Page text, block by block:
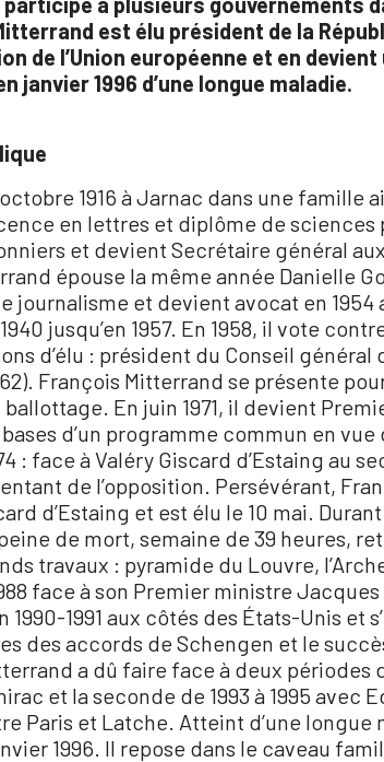
est élu président de la
de l’Union européenne et en
janvier 1996 d’une longue maladie.
1916 à Jarnac dans une
en lettres et diplôme de
et devient Secrétaire général
épouse la même année Danielle
journalisme et devient avocat en
jusqu’en 1957. En 1958, il vote
d’élu : président du Conseil général
François Mitterrand se présente
ballottage. En juin 1971, il devient
d’un programme commun en
: face à Valéry Giscard d’Estaing au
de l’opposition. Persévérant,
d’Estaing et est élu le 10 mai.
de mort, semaine de 39 heures,
travaux : pyramide du Louvre,
face à son Premier ministre
1991 aux côtés des États-Unis
des accords de Schengen et le
a dû faire face à deux périodes
et la seconde de 1993 à 1995 avec
Paris et Latche. Atteint d’une
1996. Il repose dans le caveau